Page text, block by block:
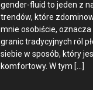
gender-fluid to jeden z
trendów, które
mnie osobiście,
granic tradycyjnych ról
siebie w sposób, który
komfortowy. W tym […]